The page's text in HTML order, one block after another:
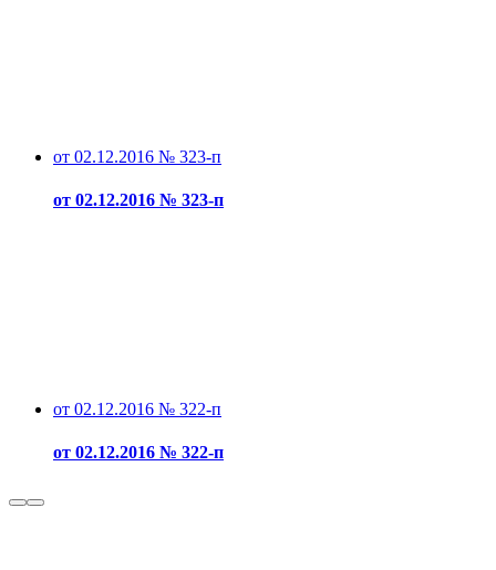
от 02.12.2016 № 323-п
от 02.12.2016 № 323-п
от 02.12.2016 № 322-п
от 02.12.2016 № 322-п